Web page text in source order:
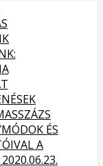
ÉS
A